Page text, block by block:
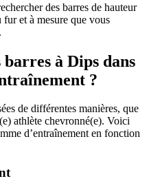
des barres de hauteur
et à mesure que vous
à Dips dans
?
de différentes manières, que
athlète chevronné(e). Voici
d’entraînement en fonction